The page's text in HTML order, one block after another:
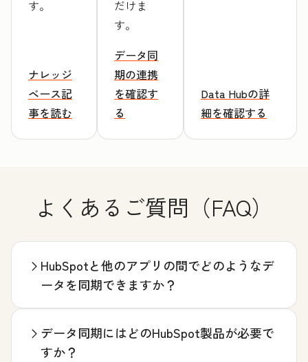
す。
ナレッジ
ベース記
事を読む
だけま
す。
データ同
期の連携
を確認す
る
Data Hubの詳
細を確認する
よくあるご質問（FAQ）
HubSpotと他のアプリの間でどのようなデ
ータを同期できますか？
データ同期にはどのHubSpot製品が必要で
すか？